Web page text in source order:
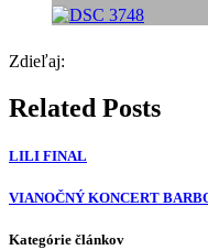
Zdieľaj:
Related Posts
LILI FINAL
VIANOČNÝ KONCERT
Kategórie článkov